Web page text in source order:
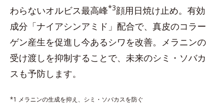
わらないオルビス最高峰*3顔用日焼け止め。有効
成分「ナイアシンアミド」配合で、真皮のコラー
ゲン産生を促進し今あるシワを改善。メラニンの
受け渡しを抑制することで、未来のシミ・ソバカ
スも予防します。
*1 メラニンの生成を抑え、シミ・ソバカスを防ぐ